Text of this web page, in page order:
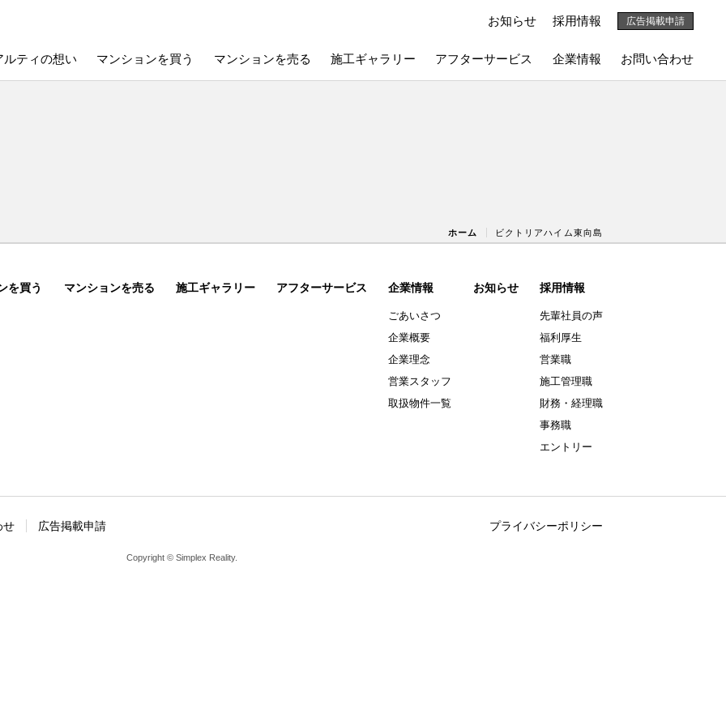
ティの想い マンションを買う マンションを売る 施工ギャラリー アフターサービス 企業情報 お問い合わせ
お知らせ 採用情報 広告掲載申請
ホーム ビクトリアハイム東向島
を買う マンションを売る 施工ギャラリー アフターサービス 企業情報
ごあいさつ
企業概要
企業理念
営業スタッフ
取扱物件一覧
お知らせ 採用情報
先輩社員の声
福利厚生
営業職
施工管理職
財務・経理職
事務職
エントリー
広告掲載申請 プライバシーポリシー
せ
Copyright © Simplex Reality.